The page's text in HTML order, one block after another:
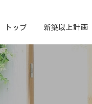
トップ 新築以上計画